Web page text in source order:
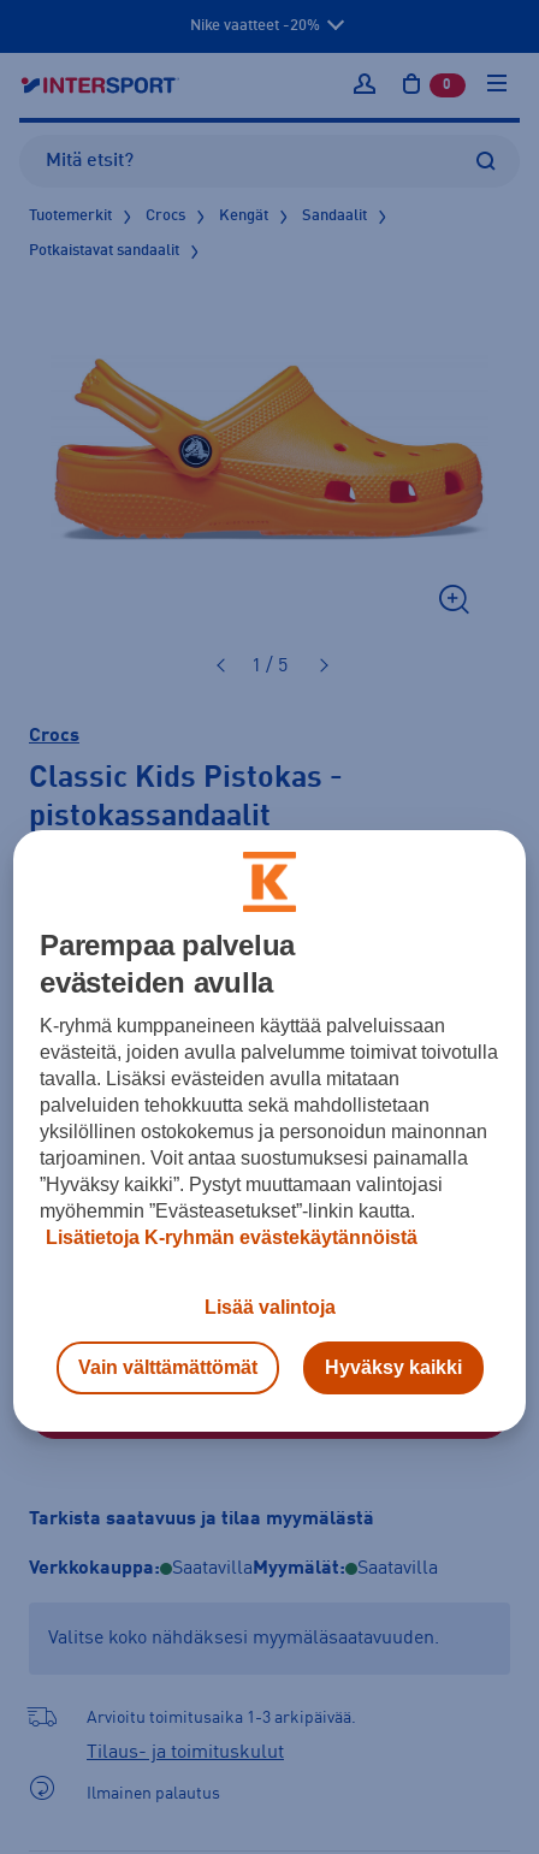
Nike vaatteet -20%
Kirjaudu sisään
0 tuotetta
Tuotemerkit Crocs Kengät Sandaalit
Potkaistavat sandaalit
1 / 5
Crocs
Classic Kids Pistokas -
pistokassandaalit
30pv alin hinta: 34,99 €
Lisätietoa
Väri Oranssi
Koko
Tarkista saatavuus ja tilaa myymälästä
Verkkokauppa: Saatavilla Myymälät: Saatavilla
Valitse koko nähdäksesi myymäläsaatavuuden.
Arvioitu toimitusaika 1-3 arkipäivää.
Tilaus- ja toimituskulut
Ilmainen palautus
Parempaa palvelua
evästeiden avulla
K-ryhmä kumppaneineen käyttää palveluissaan
evästeitä, joiden avulla palvelumme toimivat toivotulla
tavalla. Lisäksi evästeiden avulla mitataan
palveluiden tehokkuutta sekä mahdollistetaan
yksilöllinen ostokokemus ja personoidun mainonnan
tarjoaminen. Voit antaa suostumuksesi painamalla
”Hyväksy kaikki”. Pystyt muuttamaan valintojasi
myöhemmin ”Evästeasetukset”-linkin kautta.
Lisätietoja K-ryhmän evästekäytännöistä
Lisää valintoja
Vain välttämättömät Hyväksy kaikki